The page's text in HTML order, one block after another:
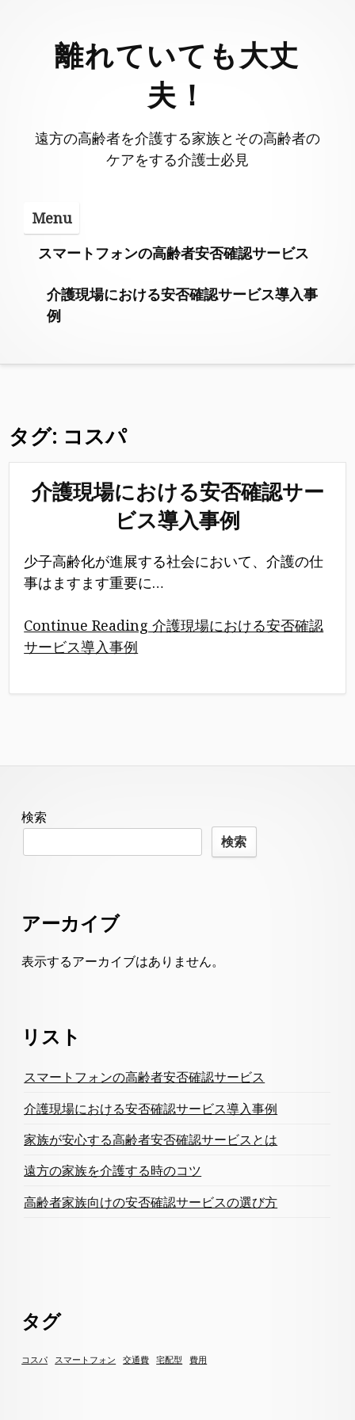
離れていても大丈
夫！
遠方の高齢者を介護する家族とその高齢者の
ケアをする介護士必見
Menu
スマートフォンの高齢者安否確認サービス
介護現場における安否確認サービス導入事
例
タグ: コスパ
介護現場における安否確認サー
ビス導入事例
少子高齢化が進展する社会において、介護の仕
事はますます重要に…
Continue Reading 介護現場における安否確認
サービス導入事例
Footer
Content
検索
検索
アーカイブ
表示するアーカイブはありません。
リスト
スマートフォンの高齢者安否確認サービス
介護現場における安否確認サービス導入事例
家族が安心する高齢者安否確認サービスとは
遠方の家族を介護する時のコツ
高齢者家族向けの安否確認サービスの選び方
タグ
コスパ スマートフォン 交通費 宅配型 費用